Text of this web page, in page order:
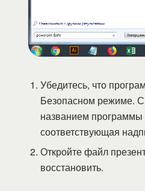
Убедитесь, что
Безопасном режиме.
названием
соответствующая
Откройте файл
восстановить.